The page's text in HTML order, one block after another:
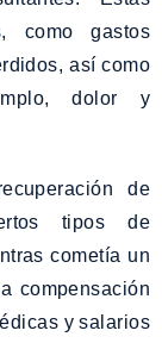
como gastos
así como
dolor y
de
tipos de
cometía un
compensación
y salarios